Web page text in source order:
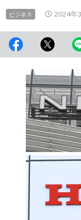
ビジネス 2024年